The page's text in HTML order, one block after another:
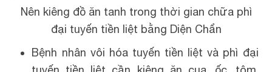
Nên kiêng đồ ăn tanh trong thời gian chữa phì
đại tuyến tiền liệt bằng Diện Chẩn
Bệnh nhân vôi hóa tuyến tiền liệt và phì đại